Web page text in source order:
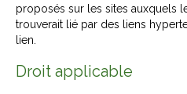
proposés sur les sites auxquels
trouverait lié par des liens
lien.
Droit applicable